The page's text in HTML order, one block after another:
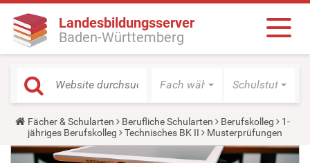
Landesbildungsserver
Baden-Württemberg
Fach wählen Schulstufe
Y
o
u
a
Fächer & Schularten Berufliche Schularten Berufskolleg
1-
jähriges Berufskolleg
Technisches BK II Musterprüfungen